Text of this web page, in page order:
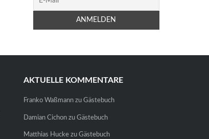
AKTUELLE KOMMENTARE
Franko Waßmann zuGästebuch
Damian Cichon zuGästebuch
Matthias Hucke zuGästebuch